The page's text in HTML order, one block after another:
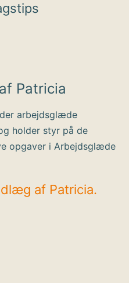
Patricia
arbejdsglæde
holder styr på de
opgaver i Arbejdsglæde
af Patricia.